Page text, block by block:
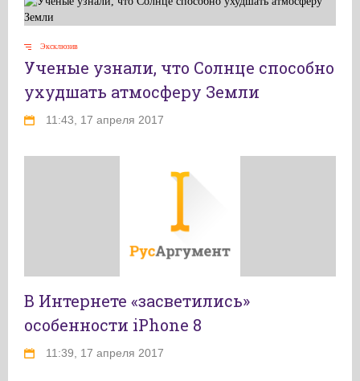
Эксклюзив
Ученые узнали, что Солнце способно
ухудшать атмосферу Земли
11:43, 17 апреля 2017
В Интернете «засветились»
особенности iPhone 8
11:39, 17 апреля 2017